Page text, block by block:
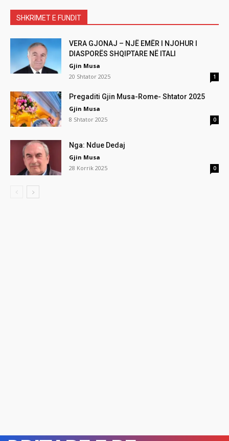
SHKRIMET E FUNDIT
VERA GJONAJ – NJË EMËR I NJOHUR I
DIASPORËS SHQIPTARE NË ITALI
Gjin Musa
20 Shtator 2025
1
Pregaditi Gjin Musa-Rome- Shtator 2025
Gjin Musa
8 Shtator 2025
0
Nga: Ndue Dedaj
Gjin Musa
28 Korrik 2025
0